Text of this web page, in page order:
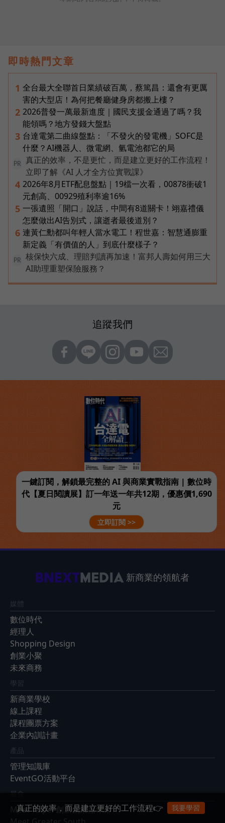
即時熱門文章
1 全台最大全聯首日業績破百萬，蔡篤昌：還會有更厲
害的大型店！為何把餐廳健身房都搬上樓？
2 2026普發一萬最新進度｜國民支援金通過了嗎？我
能領嗎？地方發錢大盤點
3 台達電第二曲線盤點：「不發火的發電機」SOFC是
什麼？AI機器人、微電網、氫電池都它的局
PR
真正的效率，不是更忙，而是建立更好的工作流程！
立即了解《AI 人才全方位實戰課》
4 2026年8月ETF配息盤點｜19檔一次看，00878衝破1
元創高、00929殖利率逾16%
5 一張遺照「開口」說話，中間有8道關卡！翊嘉禮儀
怎麼做出AI告別式，讓逝者最後道別？
6 連黃仁勳都叫年輕人當水電工！程世嘉：智慧通膨重
新定義「有價值的人」到底什麼樣子？
PR
核保快六成、理賠判讀再加速！富邦人壽如何用三大
AI助理重塑保險服務？
追蹤我們
一鍵訂閱，解鎖最完整的 AI 與商業實戰指南 | 數位時
代【夏日閱讀展】訂一年送一年共12期，優惠價1,690
元
立即訂閱 >>
新商業的領航者
媒體
數位時代
經理人
Shopping Design
創業小聚
未來商務
學習
新商業學校
線上課程
課程團票方案
企業內訓計畫
產品
管理知識庫
EventGO活動平台
展會
Meet Taipei 創新創業嘉年華
真正的效率，而是建立更好的工作流程👉 我要學習